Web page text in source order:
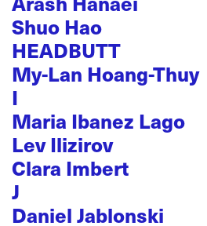
Shuo Hao
HEADBUTT
My-Lan Hoang-Thuy
I
Maria Ibanez Lago
Lev Ilizirov
Clara Imbert
J
Daniel Jablonski